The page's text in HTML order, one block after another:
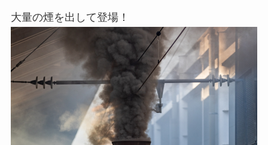
大量の煙を出して登場！